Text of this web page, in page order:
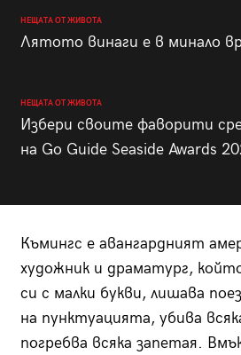
НЕЩАТА ОТ ЖИВОТА
Лятото винаги е в минало
НЕЩАТА ОТ ЖИВОТА
Избери своите фаворити
на Go Guide Seaside Awards
Къмингс е авангардният
художник и драматург,
си с малки букви, лишава
на пунктуацията, убива
погребва всяка запетая.